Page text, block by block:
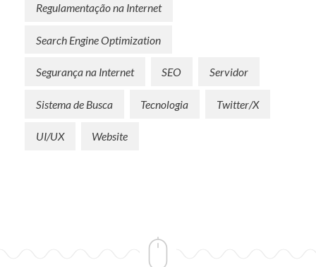
Regulamentação na Internet
Search Engine Optimization
Segurança na Internet SEO Servidor
Sistema de Busca Tecnologia Twitter/X
UI/UX Website